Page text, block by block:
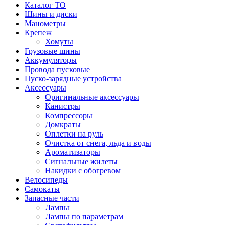
Каталог ТО
Шины и диски
Манометры
Крепеж
Хомуты
Грузовые шины
Аккумуляторы
Провода пусковые
Пуско-зарядные устройства
Аксессуары
Оригинальные аксессуары
Канистры
Компрессоры
Домкраты
Оплетки на руль
Очистка от снега, льда и воды
Ароматизаторы
Сигнальные жилеты
Накидки с обогревом
Велосипеды
Самокаты
Запасные части
Лампы
Лампы по параметрам